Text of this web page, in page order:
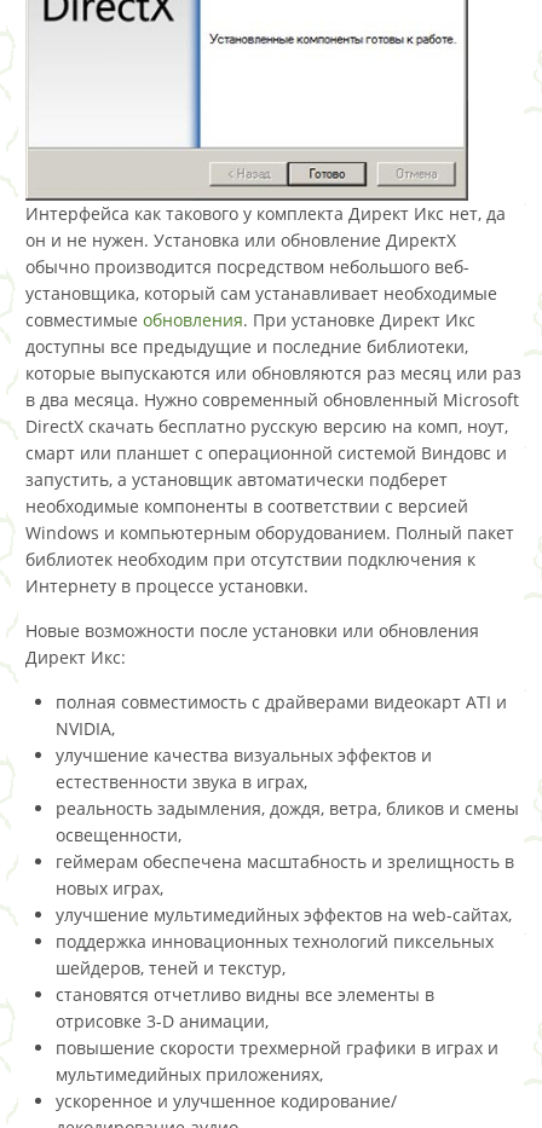
Интерфейса как такового у комплекта Директ Икс нет, да
он и не нужен. Установка или обновление ДиректХ
обычно производится посредством небольшого веб-
установщика, который сам устанавливает необходимые
совместимые обновления. При установке Директ Икс
доступны все предыдущие и последние библиотеки,
которые выпускаются или обновляются раз месяц или раз
в два месяца. Нужно современный обновленный Microsoft
DirectX скачать бесплатно русскую версию на комп, ноут,
смарт или планшет с операционной системой Виндовс и
запустить, а установщик автоматически подберет
необходимые компоненты в соответствии с версией
Windows и компьютерным оборудованием. Полный пакет
библиотек необходим при отсутствии подключения к
Интернету в процессе установки.
Новые возможности после установки или обновления
Директ Икс:
полная совместимость с драйверами видеокарт ATI и
NVIDIA,
улучшение качества визуальных эффектов и
естественности звука в играх,
реальность задымления, дождя, ветра, бликов и смены
освещенности,
геймерам обеспечена масштабность и зрелищность в
новых играх,
улучшение мультимедийных эффектов на web-сайтах,
поддержка инновационных технологий пиксельных
шейдеров, теней и текстур,
становятся отчетливо видны все элементы в
отрисовке 3-D анимации,
повышение скорости трехмерной графики в играх и
мультимедийных приложениях,
ускоренное и улучшенное кодирование/